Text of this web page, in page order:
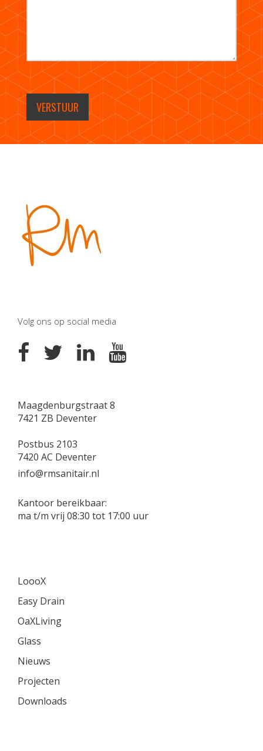
VERSTUUR
Volg ons op social media
Maagdenburgstraat 8
7421 ZB Deventer
Postbus 2103
7420 AC Deventer
info@rmsanitair.nl
Kantoor bereikbaar:
ma t/m vrij 08:30 tot 17:00 uur
LoooX
Easy Drain
OaXLiving
Glass
Nieuws
Projecten
Downloads